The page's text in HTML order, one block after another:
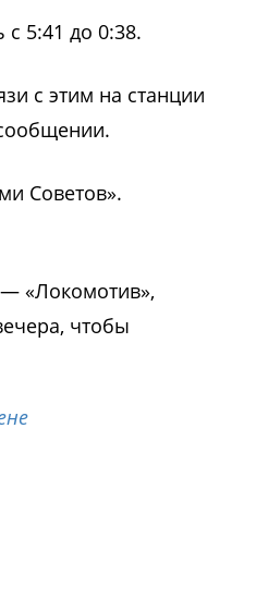
5:41 до 0:38.
с этим на станции
Советов».
— «Локомотив»,
чтобы